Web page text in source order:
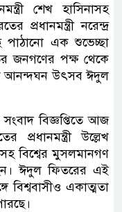
শেখ হাসিনাসহ
প্রধানমন্ত্রী নরেন্দ্র
পাঠানো এক শুভেচ্ছা
জনগণের পক্ষ থেকে
আনন্দঘন উৎসব ঈদুল
সংবাদ বিজ্ঞপ্তিতে আজ
প্রধানমন্ত্রী উল্লেখ
বিশ্বের মুসলমানগণ
ঈদুল ফিতরের এই
বিশ্ববাসীও একাত্মতা